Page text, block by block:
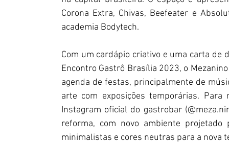
Corona Extra, Chivas, Beefeater e
academia Bodytech.
Com um cardápio criativo e uma carta de
Encontro Gastrô Brasília 2023, o
agenda de festas, principalmente de
arte com exposições temporárias.
Instagram oficial do gastrobar
reforma, com novo ambiente
minimalistas e cores neutras para a nova